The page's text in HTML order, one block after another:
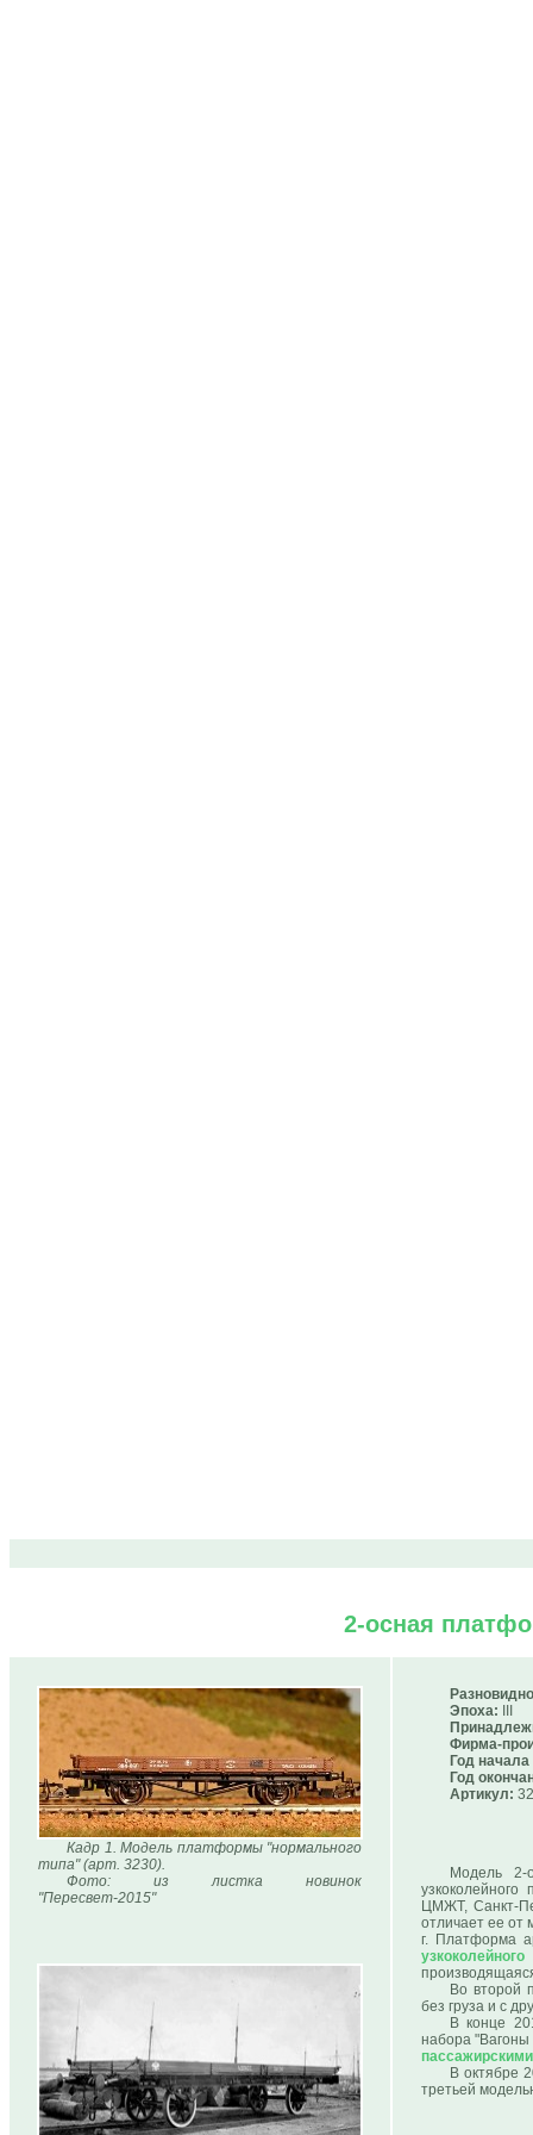
2-осная
Кадр 1. Модель платформы "нормального
типа" (арт. 3230).
Фото: из листка новинок
"Пересвет-2015"
Эпоха:
Фирма-
Год
Год
Артикул:
Модель 2-
ЦМЖТ, Санкт-
отличает ее от
г. Платформа
Во второй
без груза и с
В конце
набора "Вагоны
В октябре
третьей